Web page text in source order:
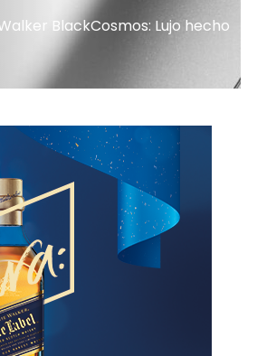
BlackCosmos: Lujo hecho